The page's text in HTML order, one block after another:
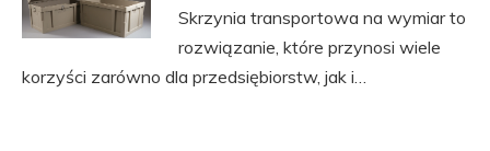
Skrzynia transportowa na wymiar to
rozwiązanie, które przynosi wiele
korzyści zarówno dla przedsiębiorstw, jak i…